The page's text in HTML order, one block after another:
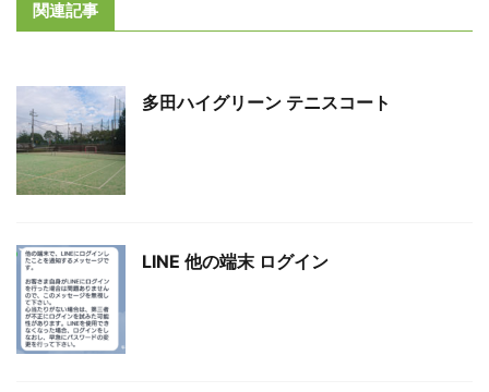
関連記事
多田ハイグリーン テニスコート
LINE 他の端末 ログイン